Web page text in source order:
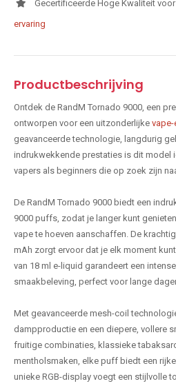
Gecertificeerde Hoge Kwaliteit
ervaring
Productbeschrijving
Ontdek de RandM Tornado 9000, een
ontworpen voor een uitzonderlijke vape-
geavanceerde technologie, langdurig
indrukwekkende prestaties is dit model
vapers als beginners die op zoek zijn
De RandM Tornado 9000 biedt een
9000 puffs, zodat je langer kunt
vape te hoeven aanschaffen. De
mAh zorgt ervoor dat je elk moment
van 18 ml e-liquid garandeert een
smaakbeleving, perfect voor lange
Met geavanceerde mesh-coil
dampproductie en een diepere, vollere
fruitige combinaties, klassieke
mentholsmaken, elke puff biedt een
unieke RGB-display voegt een stijlvolle